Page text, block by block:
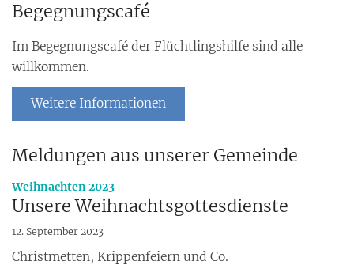
Begegnungscafé
Im Begegnungscafé der Flüchtlingshilfe sind alle
willkommen.
Weitere Informationen
Meldungen aus unserer Gemeinde
Weihnachten 2023:
Unsere Weihnachtsgottesdienste
12. September 2023
Christmetten, Krippenfeiern und Co.